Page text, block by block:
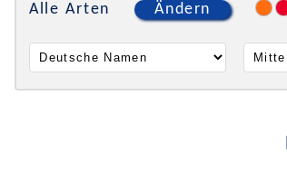
Alle Arten Ändern